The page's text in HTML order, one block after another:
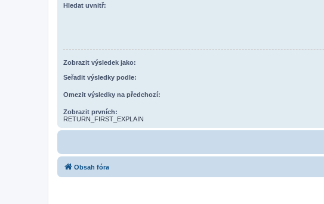
Hledat uvnitř:
Zobrazit výsledek jako:
Seřadit výsledky podle:
Omezit výsledky na předchozí:
Zobrazit prvních:
RETURN_FIRST_EXPLAIN
Obsah fóra